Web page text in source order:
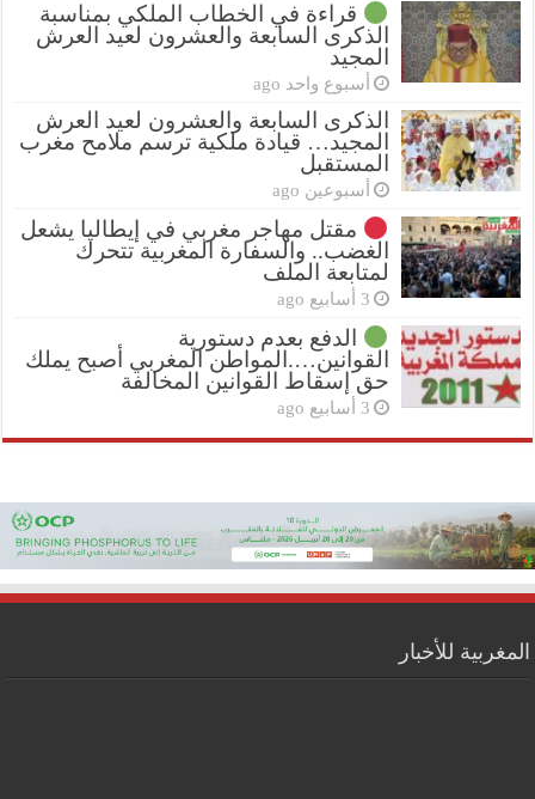
قراءة في الخطاب الملكي بمناسبة
الذكرى السابعة والعشرون لعيد العرش
المجيد
أسبوع واحد ago
الذكرى السابعة والعشرون لعيد العرش
المجيد… قيادة ملكية ترسم ملامح مغرب
المستقبل
أسبوعين ago
مقتل مهاجر مغربي في إيطاليا يشعل
الغضب.. والسفارة المغربية تتحرك
لمتابعة الملف
3 أسابيع ago
الدفع بعدم دستورية
القوانين….المواطن المغربي أصبح يملك
حق إسقاط القوانين المخالفة
3 أسابيع ago
المغربية للأخبار